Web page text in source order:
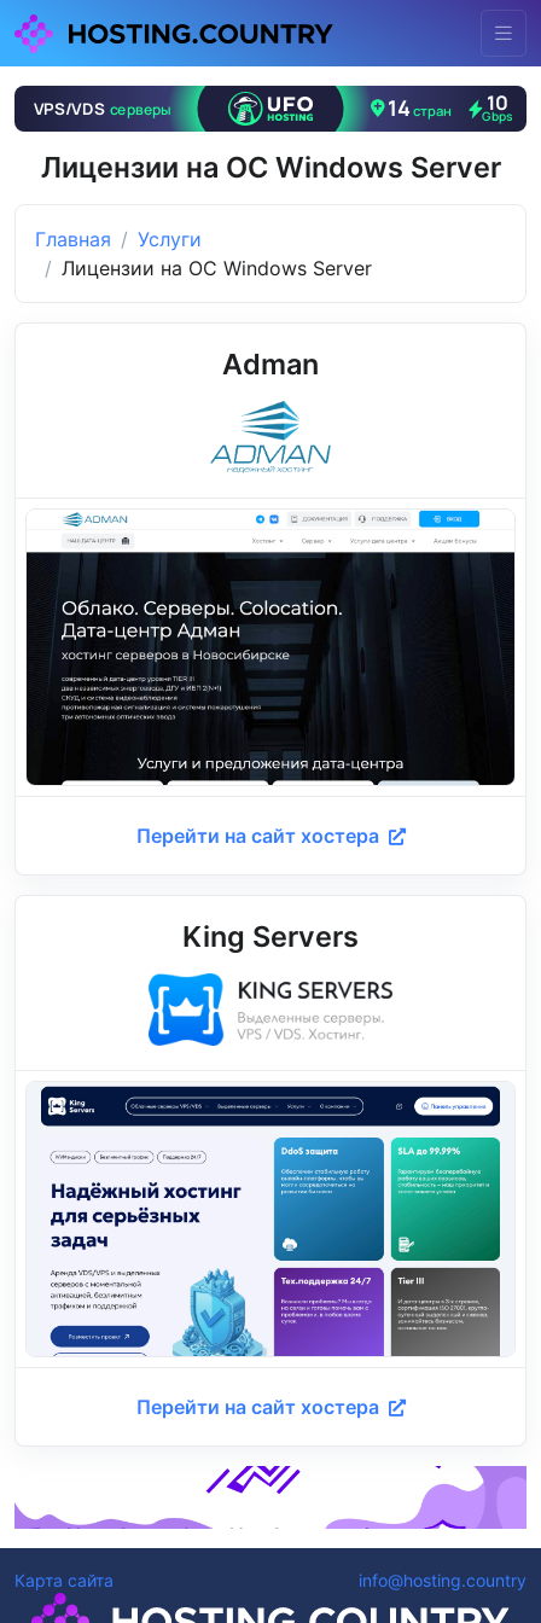
Лицензии на ОС Windows Server
Главная
Услуги
Лицензии на ОС Windows Server
Adman
Перейти на сайт хостера
King Servers
Перейти на сайт хостера
Карта сайта info@hosting.country